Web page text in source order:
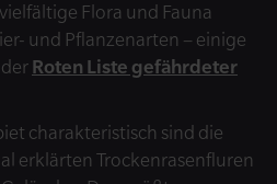
Flora und Fauna
und Pflanzenarten – einige
Roten Liste gefährdeter
charakteristisch sind die
erklärten Trockenrasenfluren